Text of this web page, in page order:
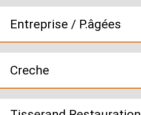
Entreprise / P.âgées
Creche